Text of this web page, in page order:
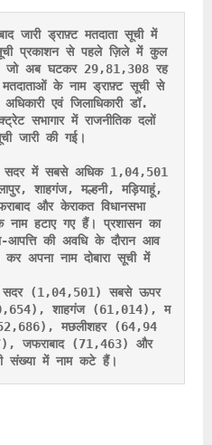
जारी ड्राफ़्ट मतदाता सूची में
प्रकाशन से पहले ज़िले में कुल
जो अब घटकर 29,81,308 रह
के नाम ड्राफ़्ट सूची से
एवं जिलाधिकारी डॉ.
सभागार में राजनीतिक दलों
जारी की गई।
सदर में सबसे अधिक 1,04,501
शाहगंज, मल्हनी, मड़ियाहूं,
और केराकत विधानसभा
नाम हटाए गए हैं। प्रशासन का
आपत्ति की अवधि के दौरान आव
अपना नाम दोबारा सूची में
सदर (1,04,501) सबसे ऊपर
शाहगंज (61,014), म
मछलीशहर (64,94
जफराबाद (71,463) और
संख्या में नाम कटे हैं।